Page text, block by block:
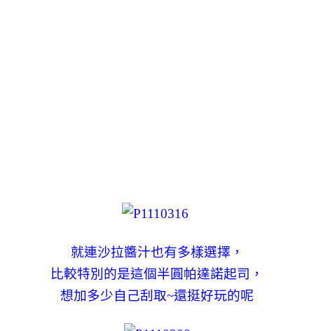
就連沙拉醬汁也有多樣選擇，
比較特別的是這個半圓帕達諾起司，
想加多少自己刮取~還挺好玩的呢